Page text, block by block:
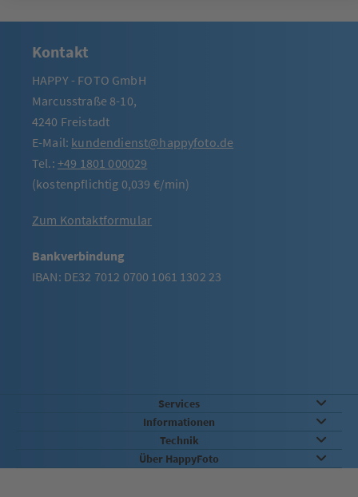
Kontakt
HAPPY - FOTO GmbH
Marcusstraße 8-10,
4240 Freistadt
E-Mail: kundendienst@happyfoto.de
Tel.: +49 1801 000029
(kostenpflichtig 0,039 €/min)
Zum Kontaktformular
Bankverbindung
IBAN: DE32 7012 0700 1061 1302 23
Services
Informationen
Technik
Über HappyFoto